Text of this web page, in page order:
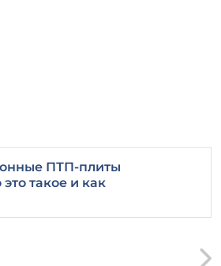
для вашего
который
эксплуатацию
ПТП-плиты
такое и как